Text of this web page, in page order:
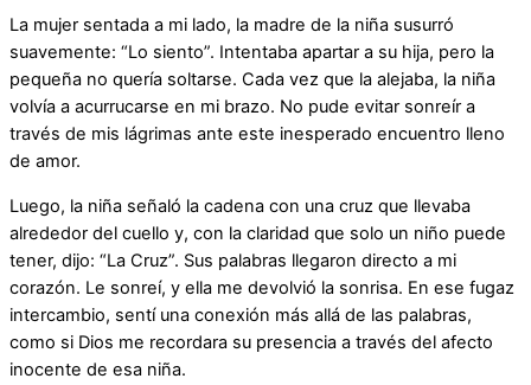
La mujer sentada a mi lado, la madre de la niña susurró
suavemente: “Lo siento”. Intentaba apartar a su hija, pero la
pequeña no quería soltarse. Cada vez que la alejaba, la niña
volvía a acurrucarse en mi brazo. No pude evitar sonreír a
través de mis lágrimas ante este inesperado encuentro lleno
de amor.
Luego, la niña señaló la cadena con una cruz que llevaba
alrededor del cuello y, con la claridad que solo un niño puede
tener, dijo: “La Cruz”. Sus palabras llegaron directo a mi
corazón. Le sonreí, y ella me devolvió la sonrisa. En ese fugaz
intercambio, sentí una conexión más allá de las palabras,
como si Dios me recordara su presencia a través del afecto
inocente de esa niña.